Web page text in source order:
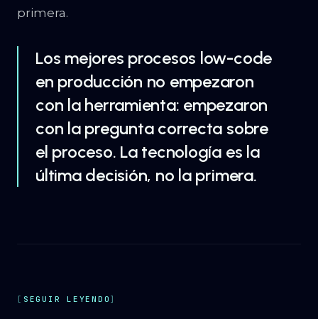
primera.
Los mejores procesos low-code
en producción no empezaron
con la herramienta: empezaron
con la pregunta correcta sobre
el proceso. La tecnología es la
última decisión, no la primera.
SEGUIR LEYENDO